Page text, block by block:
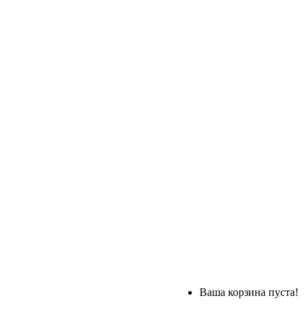
Ваша корзина пуста!